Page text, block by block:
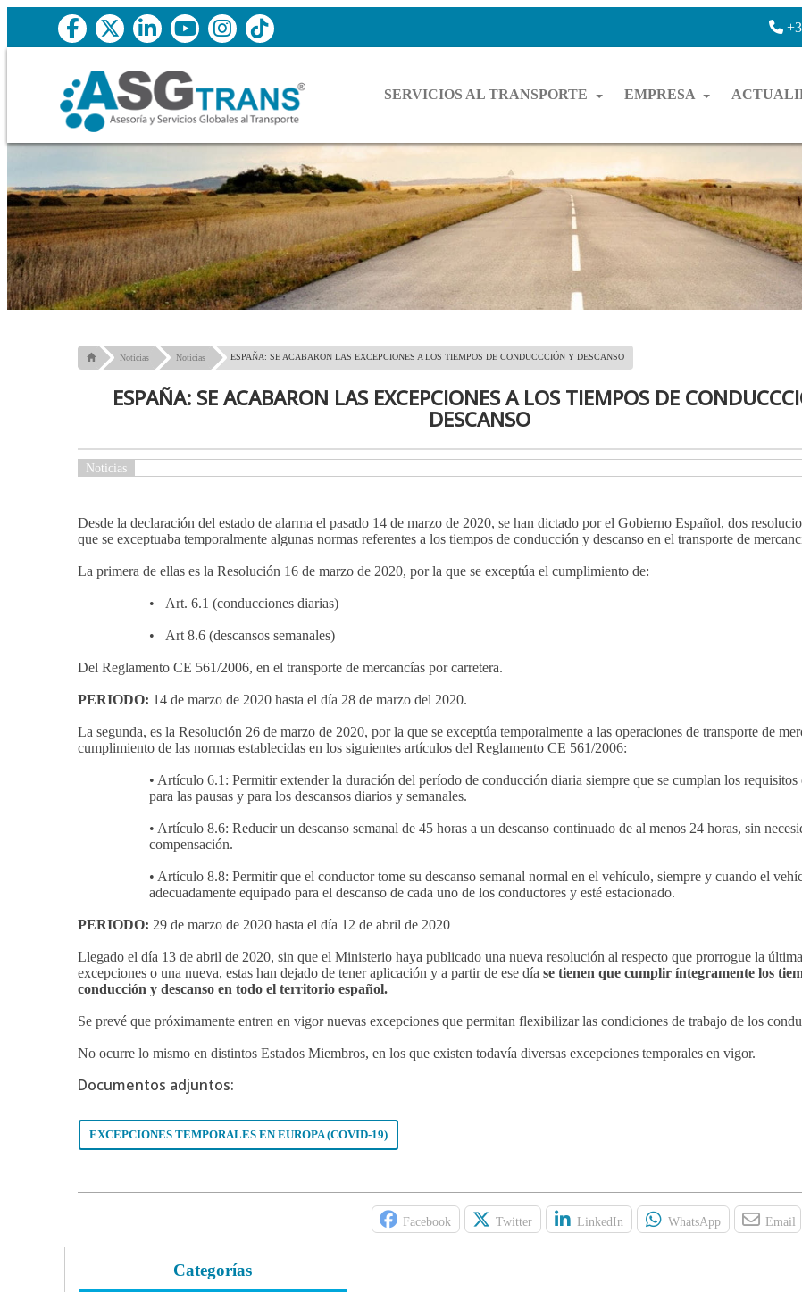
SERVICIOS AL TRANSPORTE EMPRESA
Noticias Noticias ESPAÑA: SE ACABARON LAS EXCEPCIONES A LOS TIEMPOS DE CONDUCCCIÓN Y DESCANSO
ESPAÑA: SE ACABARON LAS EXCEPCIONES A LOS TIEMPOS DE
DESCANSO
Noticias
Desde la declaración del estado de alarma el pasado 14 de marzo de 2020, se han dictado por el Gobierno Español, dos
que se exceptuaba temporalmente algunas normas referentes a los tiempos de conducción y descanso en el transporte de
La primera de ellas es la Resolución 16 de marzo de 2020, por la que se exceptúa el cumplimiento de:
• Art. 6.1 (conducciones diarias)
• Art 8.6 (descansos semanales)
Del Reglamento CE 561/2006, en el transporte de mercancías por carretera.
PERIODO: 14 de marzo de 2020 hasta el día 28 de marzo del 2020.
La segunda, es la Resolución 26 de marzo de 2020, por la que se exceptúa temporalmente a las operaciones de transporte de
cumplimiento de las normas establecidas en los siguientes artículos del Reglamento CE 561/2006:
• Artículo 6.1: Permitir extender la duración del período de conducción diaria siempre que se cumplan los requisitos
para las pausas y para los descansos diarios y semanales.
• Artículo 8.6: Reducir un descanso semanal de 45 horas a un descanso continuado de al menos 24 horas, sin
compensación.
• Artículo 8.8: Permitir que el conductor tome su descanso semanal normal en el vehículo, siempre y cuando el
adecuadamente equipado para el descanso de cada uno de los conductores y esté estacionado.
PERIODO: 29 de marzo de 2020 hasta el día 12 de abril de 2020
Llegado el día 13 de abril de 2020, sin que el Ministerio haya publicado una nueva resolución al respecto que prorrogue la
excepciones o una nueva, estas han dejado de tener aplicación y a partir de ese día se tienen que cumplir íntegramente los
conducción y descanso en todo el territorio español.
Se prevé que próximamente entren en vigor nuevas excepciones que permitan flexibilizar las condiciones de trabajo de los
No ocurre lo mismo en distintos Estados Miembros, en los que existen todavía diversas excepciones temporales en vigor.
Documentos adjuntos:
EXCEPCIONES TEMPORALES EN EUROPA (COVID-19)
Facebook Twitter LinkedIn WhatsApp Email
Categorías